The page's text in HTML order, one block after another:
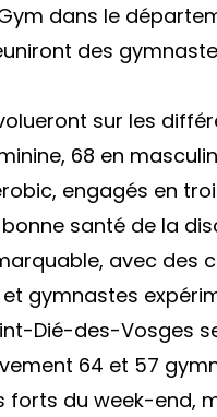
dans le
des
sur les
68 en
engagés en
santé de la
avec des
gymnastes
Dié-des-Vosges
64 et 57
forts du week-end,